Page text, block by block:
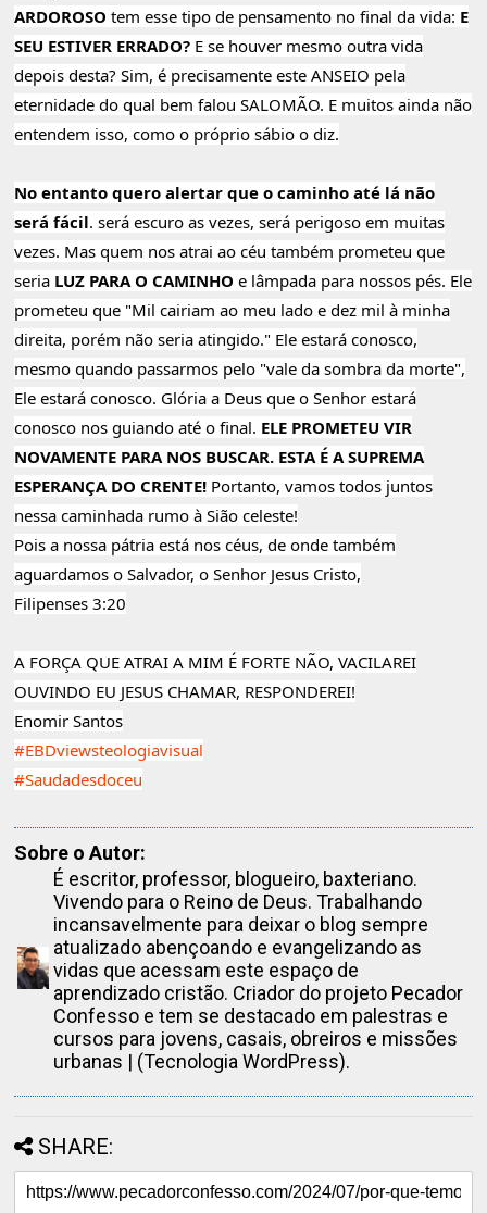
ARDOROSO tem esse tipo de pensamento no final da vida: E
SEU ESTIVER ERRADO? E se houver mesmo outra vida
depois desta? Sim, é precisamente este ANSEIO pela
eternidade do qual bem falou SALOMÃO. E muitos ainda não
entendem isso, como o próprio sábio o diz.
No entanto quero alertar que o caminho até lá não
será fácil. será escuro as vezes, será perigoso em muitas
vezes. Mas quem nos atrai ao céu também prometeu que
seria LUZ PARA O CAMINHO e lâmpada para nossos pés. Ele
prometeu que "Mil cairiam ao meu lado e dez mil à minha
direita, porém não seria atingido." Ele estará conosco,
mesmo quando passarmos pelo "vale da sombra da morte",
Ele estará conosco. Glória a Deus que o Senhor estará
conosco nos guiando até o final. ELE PROMETEU VIR
NOVAMENTE PARA NOS BUSCAR. ESTA É A SUPREMA
ESPERANÇA DO CRENTE! Portanto, vamos todos juntos
nessa caminhada rumo à Sião celeste!
Pois a nossa pátria está nos céus, de onde também
aguardamos o Salvador, o Senhor Jesus Cristo,
Filipenses 3:20
A FORÇA QUE ATRAI A MIM É FORTE NÃO, VACILAREI
OUVINDO EU JESUS CHAMAR, RESPONDEREI!
Enomir Santos
#EBDviewsteologiavisual
#Saudadesdoceu
Sobre o Autor:
É escritor, professor, blogueiro, baxteriano.
Vivendo para o Reino de Deus. Trabalhando
incansavelmente para deixar o blog sempre
atualizado abençoando e evangelizando as
vidas que acessam este espaço de
aprendizado cristão. Criador do projeto Pecador
Confesso e tem se destacado em palestras e
cursos para jovens, casais, obreiros e missões
urbanas | (Tecnologia WordPress).
SHARE: